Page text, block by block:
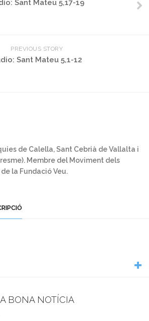
Sant Mateu 5,17-19
PREVIOUS STORY
Sant Mateu 5,1-12
de Calella, Sant Cebrià de Vallalta i
Membre del Moviment dels
la Fundació Veu.
BONA NOTÍCIA